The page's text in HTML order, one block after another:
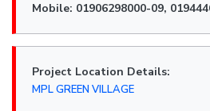
Mobile: 01906298000-09,
Project Location Details:
MPL GREEN VILLAGE